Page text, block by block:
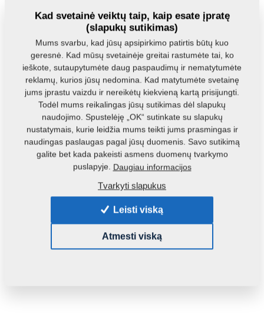
Ankstesnis katalogo numeris: VZ00025984
Šią dalį galite naudoti ir šioms mašinoms:
Kad svetainė veiktų taip, kaip esate įpratę
(slapukų sutikimas)
Mums svarbu, kad jūsų apsipirkimo patirtis būtų kuo
geresnė. Kad mūsų svetainėje greitai rastumėte tai, ko
ieškote, sutaupytumėte daug paspaudimų ir nematytumėte
reklamų, kurios jūsų nedomina. Kad matytumėte svetainę
jums įprastu vaizdu ir nereikėtų kiekvieną kartą prisijungti.
Todėl mums reikalingas jūsų sutikimas dėl slapukų
naudojimo. Spustelėję „OK“ sutinkate su slapukų
nustatymais, kurie leidžia mums teikti jums prasmingas ir
naudingas paslaugas pagal jūsų duomenis. Savo sutikimą
galite bet kada pakeisti asmens duomenų tvarkymo
puslapyje. Daugiau informacijos
Tvarkyti slapukus
Leisti viską
Atmesti viską